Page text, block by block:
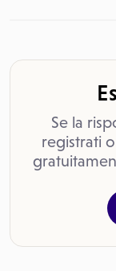
Se la
registrati